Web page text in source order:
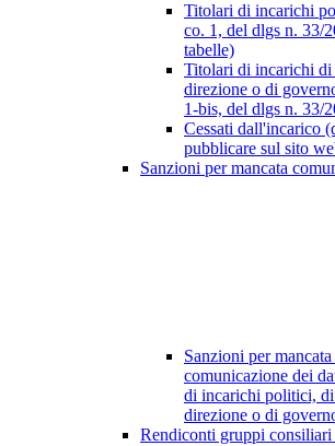
Titolari di incarichi
co. 1, del dlgs n. 33/
tabelle)
Titolari di incarichi di
direzione o di
1-bis, del dlgs n. 33/
Cessati dall'incarico
pubblicare sul sito
Sanzioni per mancata
Sanzioni per
comunicazione dei
di incarichi politici,
direzione o di
Rendiconti gruppi